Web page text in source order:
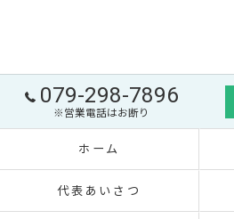
079-298-7896
※営業電話はお断り
ホーム
代表あいさつ